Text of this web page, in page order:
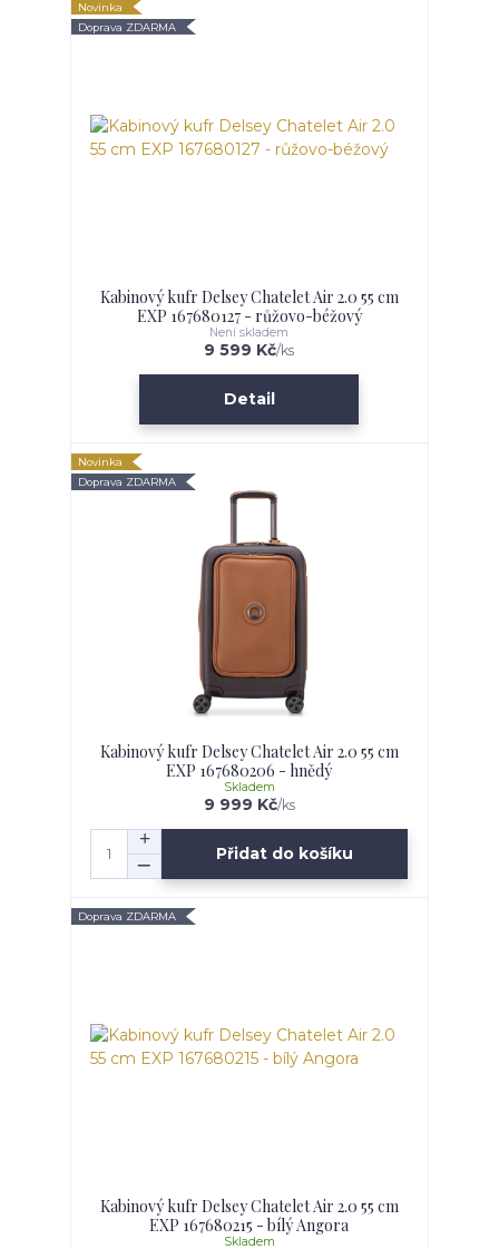
Novinka
Doprava ZDARMA
Kabinový kufr Delsey Chatelet Air 2.0 55 cm
EXP 167680127 - růžovo-béžový
9 599 Kč/ks
Není skladem
Detail
Novinka
Doprava ZDARMA
Kabinový kufr Delsey Chatelet Air 2.0 55 cm
EXP 167680206 - hnědý
9 999 Kč/ks
Skladem
Přidat do košíku
Doprava ZDARMA
Kabinový kufr Delsey Chatelet Air 2.0 55 cm
EXP 167680215 - bílý Angora
Skladem